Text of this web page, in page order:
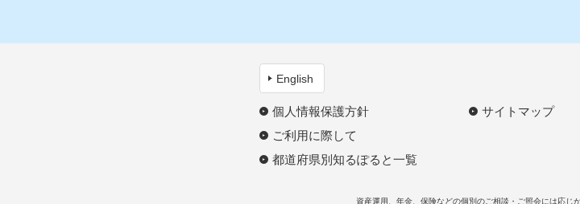
English
個人情報保護方針
ご利用に際して
都道府県別知るぽると一覧
サイトマップ
資産運用、年金、保険などの個別のご相談・ご照会には応じ